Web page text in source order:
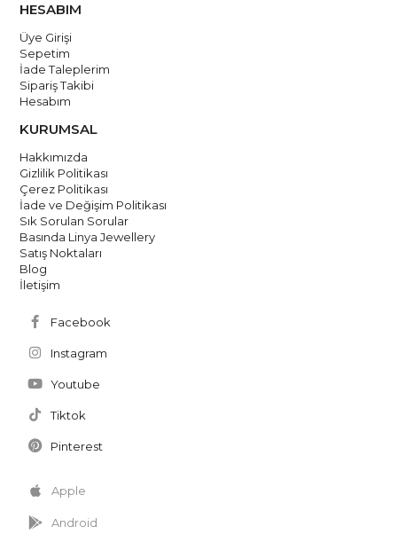
HESABIM
Üye Girişi
Sepetim
İade Taleplerim
Sipariş Takibi
Hesabım
KURUMSAL
Hakkımızda
Gizlilik Politikası
Çerez Politikası
İade ve Değişim Politikası
Sık Sorulan Sorular
Basında Linya Jewellery
Satış Noktaları
Blog
İletişim
Facebook
Instagram
Youtube
Tiktok
Pinterest
Apple
Android